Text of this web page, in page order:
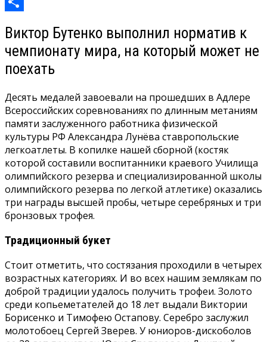
Виктор Бутенко выполнил норматив к
чемпионату мира, на который может не
поехать
Десять медалей завоевали на прошедших в Адлере
Всероссийских соревнованиях по длинным метаниям
памяти заслуженного работника физической
культуры РФ Александра Лунёва ставропольские
легкоатлеты. В копилке нашей сборной (костяк
которой составили воспитанники краевого Училища
олимпийского резерва и специализированной школы
олимпийского резерва по легкой атлетике) оказались
три награды высшей пробы, четыре серебряных и три
бронзовых трофея.
Традиционный букет
Стоит отметить, что состязания проходили в четырех
возрастных категориях. И во всех нашим землякам по
доброй традиции удалось получить трофеи. Золото
среди копьеметателей до 18 лет выдали Виктории
Борисенко и Тимофею Остапову. Серебро заслужил
молотобоец Сергей Зверев. У юниоров-дискоболов